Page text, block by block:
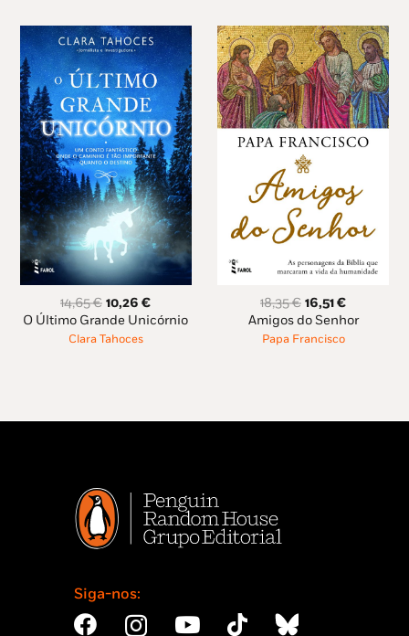
14,65€ O
preço
original
10,26€O
preço
O Último Grande Unicórnio
Clara Tahoces
18,35€ O
preço
original
16,51€O
preço
Amigos do Senhor
Papa Francisco
Siga-nos: